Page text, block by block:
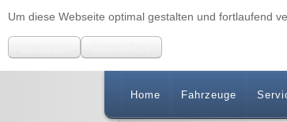
Um diese Webseite optimal gestalten und fortlaufend
Home Fahrzeuge